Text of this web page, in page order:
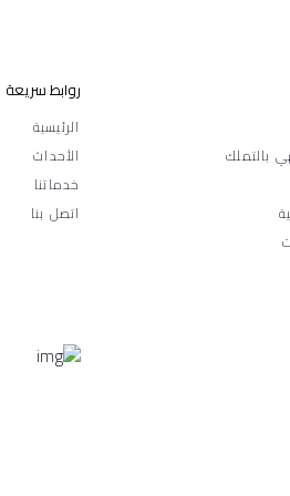
بالتملك
روابط سريعة
الرئيسية
الأحداث
خدماتنا
اتصل بنا